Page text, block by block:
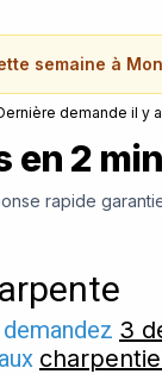
semaine à
demande il y a
en 2 min
rapide
3
aux